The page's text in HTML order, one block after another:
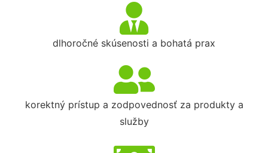
dlhoročné skúsenosti a bohatá prax
korektný prístup a zodpovednosť za produkty a
služby